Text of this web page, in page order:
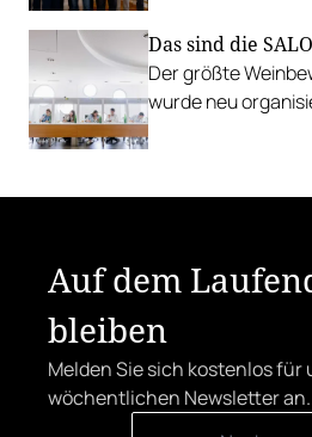
Das sind die
Der größte
wurde neu
Auf dem
bleiben
Melden Sie sich kostenlos für
wöchentlichen Newsletter an.